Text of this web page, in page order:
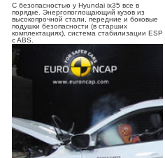
С безопасностью у Hyundai ix35 все в
порядке. Энергопоглощающий кузов из
высокопрочной стали, передние и боковые
подушки безопасности (в старших
комплектациях), система стабилизации ESP
c ABS.